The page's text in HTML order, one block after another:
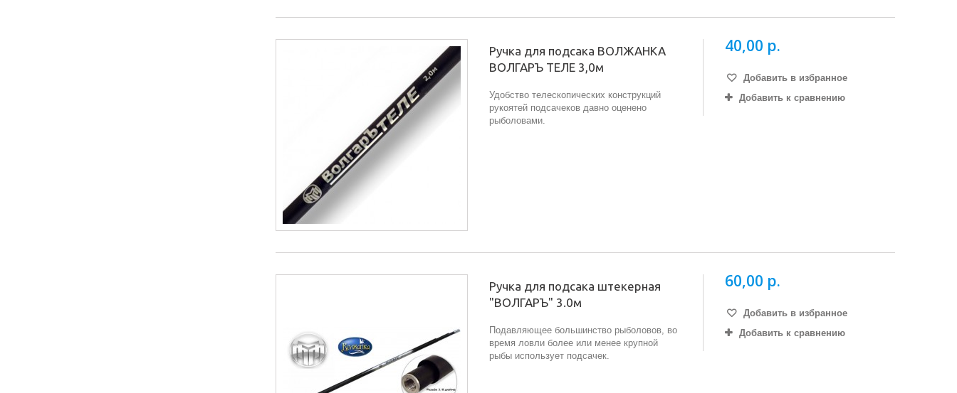
Ручка для подсака ВОЛЖАНКА
ВОЛГАРЪ ТЕЛЕ 3,0м
Удобство телескопических конструкций
рукоятей подсачеков давно оценено
рыболовами.
40,00 р.
Добавить в избранное
Добавить к сравнению
Ручка для подсака штекерная
"ВОЛГАРЪ" 3.0м
Подавляющее большинство рыболовов, во
время ловли более или менее крупной
рыбы использует подсачек.
60,00 р.
Добавить в избранное
Добавить к сравнению